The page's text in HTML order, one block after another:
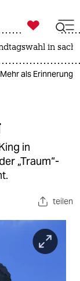

taz zahl ich
in
als Erinnerung
in
„Traum“-
teilen